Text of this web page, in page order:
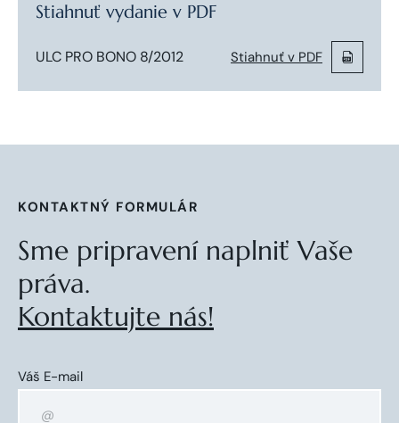
Stiahnuť vydanie v PDF
ULC PRO BONO 8/2012 Stiahnuť v PDF
KONTAKTNÝ FORMULÁR
Sme pripravení naplniť Vaše
práva.
Kontaktujte nás!
Váš E-mail